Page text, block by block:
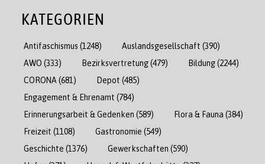
KATEGORIEN
Antifaschismus (1248) Auslandsgesellschaft (390)
AWO (333) Bezirksvertretung(479) Bildung(2244)
CORONA (681) Depot (485)
Engagement & Ehrenamt (784)
Erinnerungsarbeit & Gedenken (589) Flora & Fauna (384)
Freizeit (1108) Gastronomie (549)
Geschichte (1376) Gewerkschaften (590)